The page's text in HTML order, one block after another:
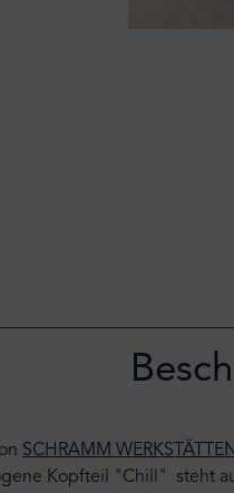
SCHRAMM WERKSTÄTTEN
Kopfteil "Chill" steht